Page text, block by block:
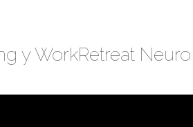
y WorkRetreat